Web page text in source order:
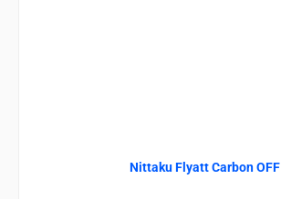
Nittaku Flyatt Carbon OFF